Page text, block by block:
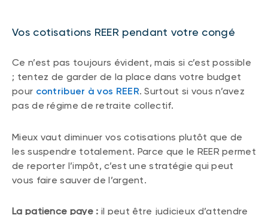
Vos cotisations REER pendant votre congé
Ce n’est pas toujours évident, mais si c’est possible
; tentez de garder de la place dans votre budget
pour contribuer à vos REER. Surtout si vous n’avez
pas de régime de retraite collectif.
Mieux vaut diminuer vos cotisations plutôt que de
les suspendre totalement. Parce que le REER permet
de reporter l’impôt, c’est une stratégie qui peut
vous faire sauver de l’argent.
La patience paye : il peut être judicieux d’attendre